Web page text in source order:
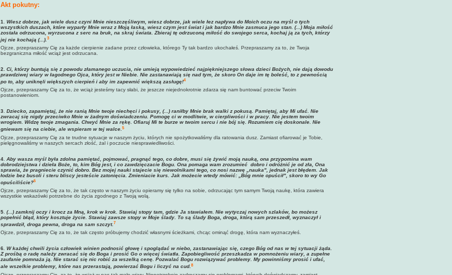
Akt pokutny:
1
Wiesz dobrze, jak wiele dusz czyni Mnie nieszczęśliwym, wiesz dobrze, jak wiele łez napływa do Moich oczu na myśl o tych
wszystkich duszach, które wyparły Mnie wraz z Moją łaską, wiesz czym jest świat i jak bardzo Mnie zasmuca jego stan. (...) Moja miłość
została odrzucona, wyrzucona z serc na bruk, na skraj świata. Zbieraj tę odrzuconą miłość do swojego serca, kochaj ją za tych, którzy
jej nie kochają (...). 3
Ojcze, przepraszamy Cię za każde cierpienie zadane przez człowieka, którego Ty tak bardzo ukochałeś. Przepraszamy za to, że Twoja
bezgraniczna miłość wciąż jest odrzucana.
2. Ci, którzy buntują się z powodu złamanego uczucia, nie umieją wypowiedzieć najpiękniejszego słowa dzieci Bożych, nie dają dowodu
prawdziwej wiary w łagodnego Ojca, który jest w Niebie. Nie zastanawiają się nad tym, że skoro On daje im tę boleść, to z pewnością
po to, aby uniknęli większych cierpień i aby im zapewnić większą zasługę!4
Ojcze, przepraszamy Cię za to, że wciąż jesteśmy tacy słabi, że jeszcze niejednokrotnie zdarza się nam buntować przeciw Twoim
postanowieniom.
3. Dziecko, zapamiętaj, że nie ranią Mnie twoje niechęci i pokusy, (...) raniłby Mnie brak walki z pokusą. Pamiętaj, aby Mi ufać. Nie
zwracaj się nigdy przeciwko Mnie w żadnym doświadczeniu. Pomogę ci w modlitwie, w cierpliwości i w pracy. Nie jestem twoim
wrogiem. Widzę twoje zmagania. Chwyć Mnie za rękę. Ofiaruj Mi te burze w twoim sercu i nie bój się. Rozumiem cię doskonale. Nie
gniewam się na ciebie, ale wspieram w tej walce.5
Ojcze, przepraszamy Cię za te trudne sytuacje w naszym życiu, których nie spożytkowaliśmy dla ratowania dusz. Zamiast ofiarować je Tobie,
pielęgnowaliśmy w naszych sercach złość, żal i poczucie niesprawiedliwości.
4 Aby wasza myśl była zdolna pamiętać, pojmować, pragnąć tego, co dobre, musi się żywić moją nauką, ona przypomina wam
dobrodziejstwa i dzieła Boże, to, kim Bóg jest, i co zawdzięczacie Bogu. Ona pomaga wam zrozumieć dobro i odróżnić je od zła, Ona
sprawia, że pragniecie czynić dobro. Bez mojej nauki stajecie się niewolnikami tego, co nosi nazwę „nauka", jednak jest błędem. Jak
łodzie bez busoli i steru bliscy jesteście zatonięcia. Zmieniacie kurs. Jak możecie wtedy mówić: „Bóg mnie opuścił", skoro to wy Go
opuściliście?6
Ojcze, przepraszamy Cię za to, że tak często w naszym życiu opieramy się tylko na sobie, odrzucając tym samym Twoją naukę, która zawiera
wszystkie wskazówki potrzebne do życia zgodnego z Twoją wolą.
5 (...) zamknij oczy i krocz za Mną, krok w krok. Stawiaj stopy tam, gdzie Ja stawiałem. Nie wytyczaj nowych szlaków, bo możesz
popełnić błąd, który kosztuje życie. Stawiaj zawsze stopy w Moje ślady. To są ślady Boga, droga, którą sam przeszedł, wyznaczył i
sprawdził, droga pewna, droga na sam szczyt.7
Ojcze, przepraszamy Cię za to, że tak często próbujemy chodzić własnymi ścieżkami, chcąc ominąć drogę, która nam wyznaczyłeś.
6. W każdej chwili życia człowiek winien podnosić głowę i spoglądać w niebo, zastanawiając się, czego Bóg od nas w tej sytuacji żąda.
Z prośbą o radę należy zwracać się do Boga i prosić Go o więcej światła. Zapobiegliwość przeszkadza w pomnożeniu wiary, a zupełne
zaufanie pomnaża ją. Nie starać się nic robić za wszelką cenę. Pozwalać Bogu rozwiązywać problemy. My powinniśmy prosić i ufać,
ale wszelkie problemy, które nas przerastają, powierzać Bogu i liczyć na cud.8